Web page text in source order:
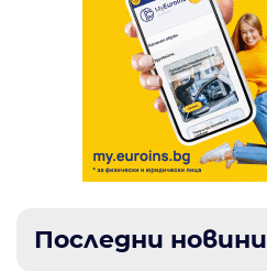
Последни новини